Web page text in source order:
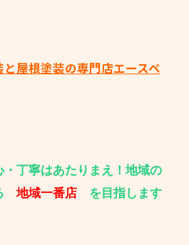
屋根塗装の専門店エースペ
丁寧はあたりまえ！地域の
地域一番店を目指します